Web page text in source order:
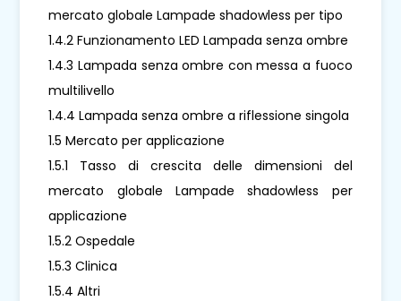
mercato globale Lampade shadowless per tipo
1.4.2 Funzionamento LED Lampada senza ombre
1.4.3 Lampada senza ombre con messa a fuoco
multilivello
1.4.4 Lampada senza ombre a riflessione singola
1.5 Mercato per applicazione
1.5.1 Tasso di crescita delle dimensioni del
mercato globale Lampade shadowless per
applicazione
1.5.2 Ospedale
1.5.3 Clinica
1.5.4 Altri